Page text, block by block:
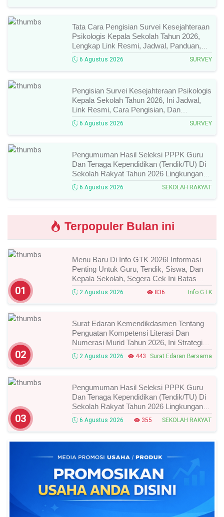
Tata Cara Pengisian Survei Kesejahteraan
Psikologis Kepala Sekolah Tahun 2026,
Lengkap Link Resmi, Jadwal, Panduan,
Dan Hal Yang Wajib Diperhatikan!
6 Agustus 2026 SURVEY
Pengisian Survei Kesejahteraan Psikologis
Kepala Sekolah Tahun 2026, Ini Jadwal,
Link Resmi, Cara Pengisian, Dan
Ketentuan Lengkapnya!
6 Agustus 2026 SURVEY
Pengumuman Hasil Seleksi PPPK Guru
Dan Tenaga Kependidikan (Tendik/TU) Di
Sekolah Rakyat Tahun 2026 Lingkungan
Kementerian Sosial RI, Ini Daftar Nama
Peserta Yang Lolos!
6 Agustus 2026 SEKOLAH RAKYAT
Terpopuler Bulan ini
01
Menu Baru Di Info GTK 2026! Informasi
Penting Untuk Guru, Tendik, Siswa, Dan
Kepala Sekolah, Segera Cek Ini Batas
Waktunya!
2 Agustus 2026 836 Info GTK
02
Surat Edaran Kemendikdasmen Tentang
Penguatan Kompetensi Literasi Dan
Numerasi Murid Tahun 2026, Ini Strategi
Dan Alurnya
2 Agustus 2026 443 Surat Edaran Bersama
03
Pengumuman Hasil Seleksi PPPK Guru
Dan Tenaga Kependidikan (Tendik/TU) Di
Sekolah Rakyat Tahun 2026 Lingkungan
Kementerian Sosial RI, Ini Daftar Nama
Peserta Yang Lolos!
6 Agustus 2026 355 SEKOLAH RAKYAT